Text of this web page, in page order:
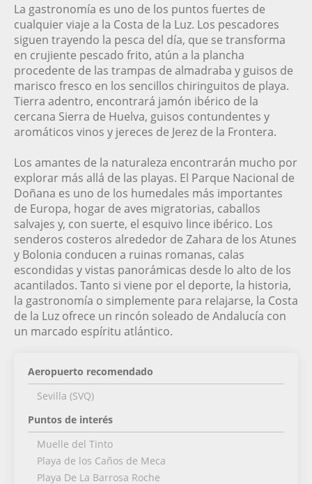
La gastronomía es uno de los puntos fuertes de
cualquier viaje a la Costa de la Luz. Los pescadores
siguen trayendo la pesca del día, que se transforma
en crujiente pescado frito, atún a la plancha
procedente de las trampas de almadraba y guisos de
marisco fresco en los sencillos chiringuitos de playa.
Tierra adentro, encontrará jamón ibérico de la
cercana Sierra de Huelva, guisos contundentes y
aromáticos vinos y jereces de Jerez de la Frontera.
Los amantes de la naturaleza encontrarán mucho por
explorar más allá de las playas. El Parque Nacional de
Doñana es uno de los humedales más importantes
de Europa, hogar de aves migratorias, caballos
salvajes y, con suerte, el esquivo lince ibérico. Los
senderos costeros alrededor de Zahara de los Atunes
y Bolonia conducen a ruinas romanas, calas
escondidas y vistas panorámicas desde lo alto de los
acantilados. Tanto si viene por el deporte, la historia,
la gastronomía o simplemente para relajarse, la Costa
de la Luz ofrece un rincón soleado de Andalucía con
un marcado espíritu atlántico.
Aeropuerto recomendado
Sevilla (SVQ)
Puntos de interés
Muelle del Tinto
Playa de los Caños de Meca
Playa De La Barrosa Roche